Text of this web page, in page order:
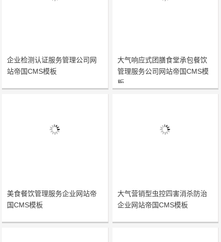
企业检测认证服务管理公司网
站帝国CMS模板
大气响应式团膳食堂承包餐饮
管理服务公司网站帝国CMS模
板
美食餐饮管理服务企业网站帝
国CMS模板
大气营销型虫控四害消杀防治
企业网站帝国CMS模板